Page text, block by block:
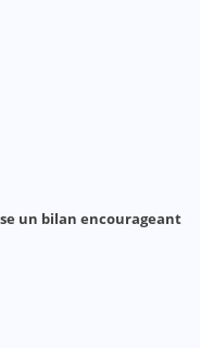
un bilan encourageant